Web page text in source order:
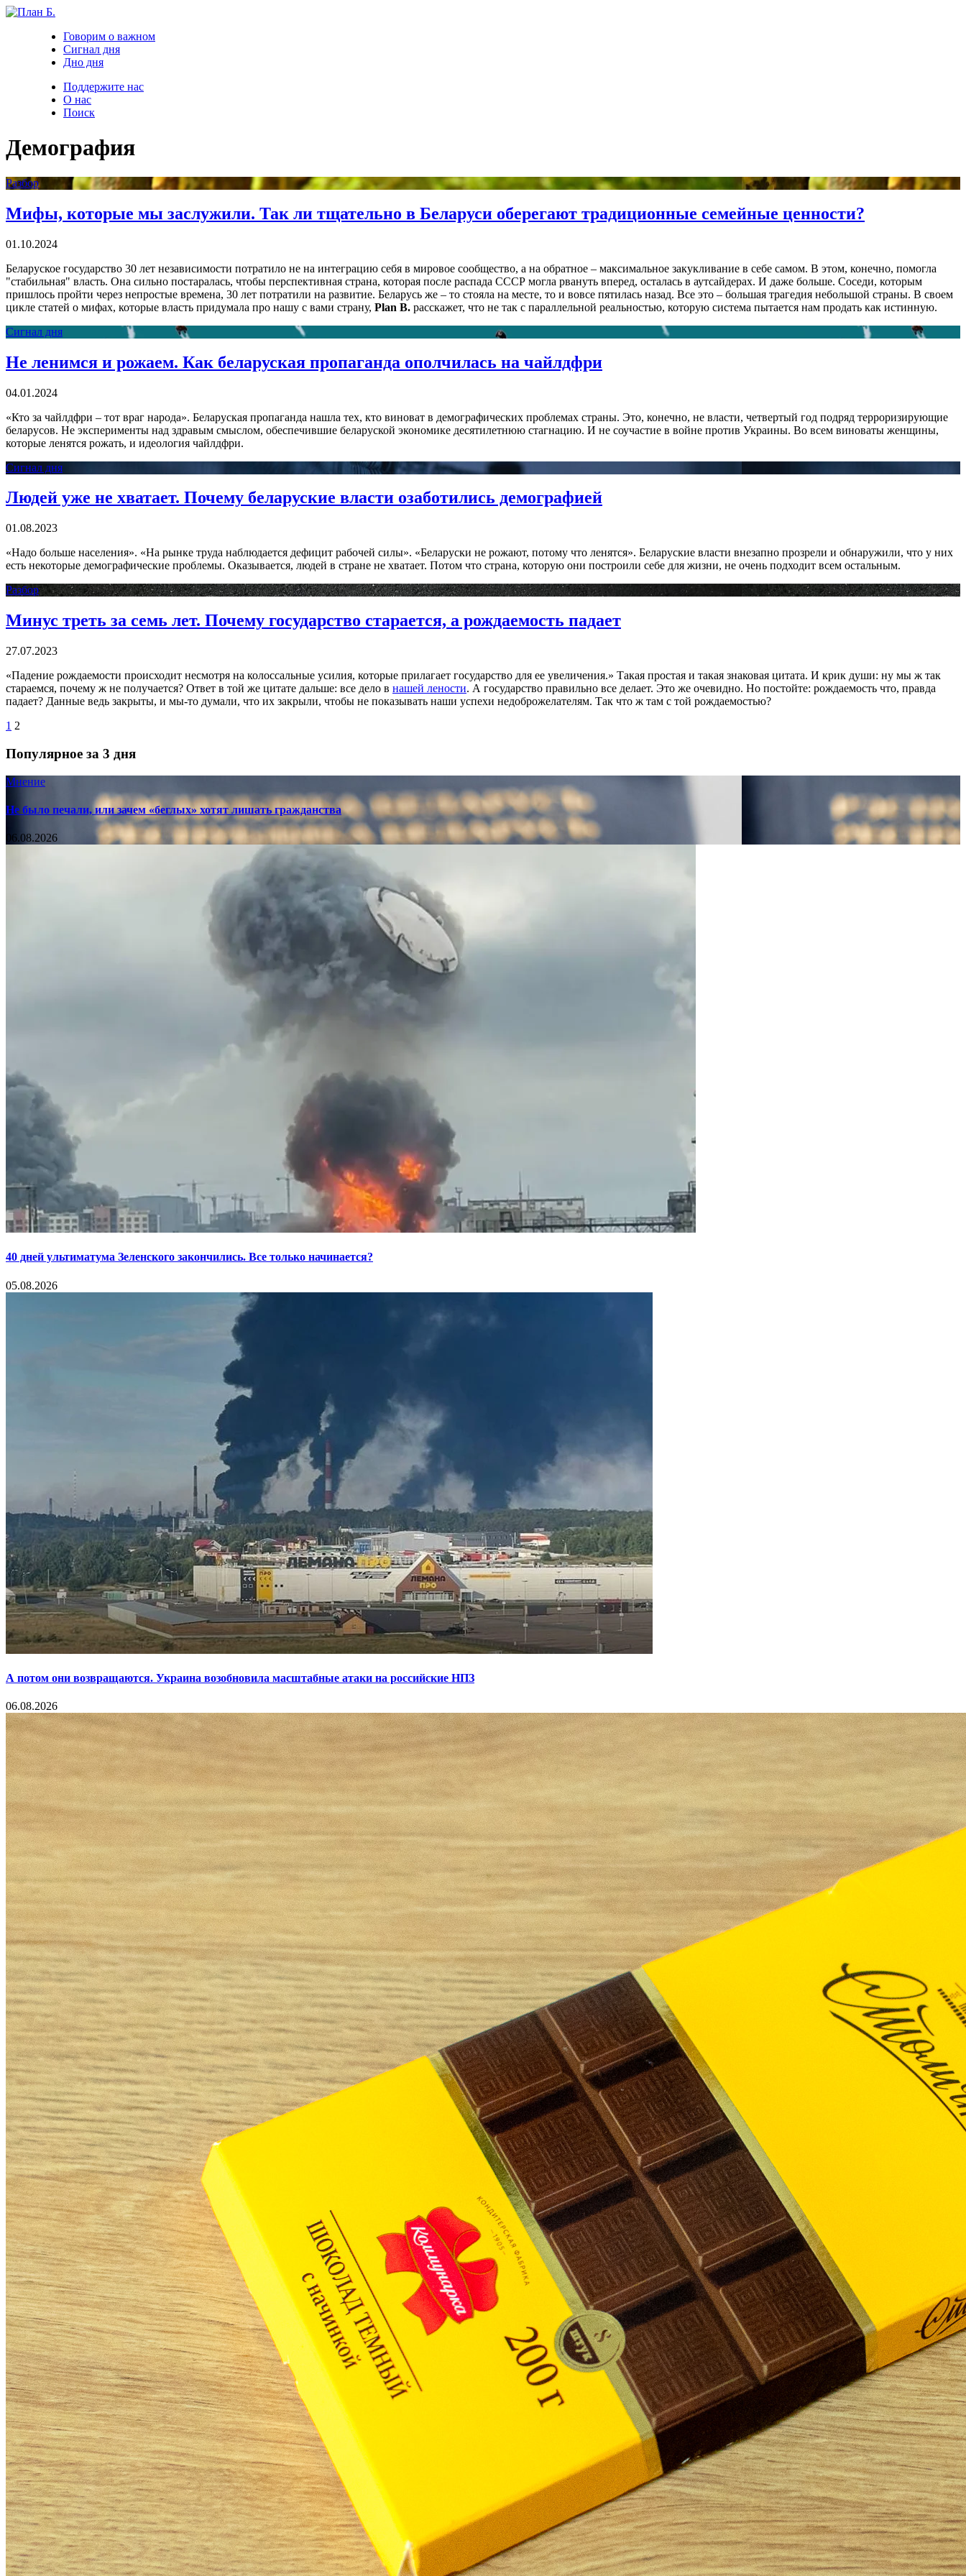
Говорим о важном
Сигнал дня
Дно дня
Поддержите нас
О нас
Поиск
Демография
Разбор
Мифы, которые мы заслужили. Так ли тщательно в Беларуси оберегают традиционные семейные ценности?
01.10.2024
Беларуское государство 30 лет независимости потратило не на интеграцию себя в мировое сообщество, а на обратное – максимальное закукливание в себе самом. В этом, конечно, помогла
"стабильная" власть. Она сильно постаралась, чтобы перспективная страна, которая после распада СССР могла рвануть вперед, осталась в аутсайдерах. И даже больше. Соседи, которым
пришлось пройти через непростые времена, 30 лет потратили на развитие. Беларусь же – то стояла на месте, то и вовсе пятилась назад. Все это – большая трагедия небольшой страны. В своем
цикле статей о мифах, которые власть придумала про нашу с вами страну, Plan B. расскажет, что не так с параллельной реальностью, которую система пытается нам продать как истинную.
Сигнал дня
Не ленимся и рожаем. Как беларуская пропаганда ополчилась на чайлдфри
04.01.2024
«Кто за чайлдфри – тот враг народа». Беларуская пропаганда нашла тех, кто виноват в демографических проблемах страны. Это, конечно, не власти, четвертый год подряд терроризирующие
беларусов. Не эксперименты над здравым смыслом, обеспечившие беларуской экономике десятилетнюю стагнацию. И не соучастие в войне против Украины. Во всем виноваты женщины,
которые ленятся рожать, и идеология чайлдфри.
Сигнал дня
Людей уже не хватает. Почему беларуские власти озаботились демографией
01.08.2023
«Надо больше населения». «На рынке труда наблюдается дефицит рабочей силы». «Беларуски не рожают, потому что ленятся». Беларуские власти внезапно прозрели и обнаружили, что у них
есть некоторые демографические проблемы. Оказывается, людей в стране не хватает. Потом что страна, которую они построили себе для жизни, не очень подходит всем остальным.
Разбор
Минус треть за семь лет. Почему государство старается, а рождаемость падает
27.07.2023
«Падение рождаемости происходит несмотря на колоссальные усилия, которые прилагает государство для ее увеличения.» Такая простая и такая знаковая цитата. И крик души: ну мы ж так
стараемся, почему ж не получается? Ответ в той же цитате дальше: все дело в нашей лености. А государство правильно все делает. Это же очевидно. Но постойте: рождаемость что, правда
падает? Данные ведь закрыты, и мы-то думали, что их закрыли, чтобы не показывать наши успехи недоброжелателям. Так что ж там с той рождаемостью?
1 2
Популярное за 3 дня
Мнение
Не было печали, или зачем «беглых» хотят лишать гражданства
06.08.2026
40 дней ультиматума Зеленского закончились. Все только начинается?
05.08.2026
А потом они возвращаются. Украина возобновила масштабные атаки на российские НПЗ
06.08.2026